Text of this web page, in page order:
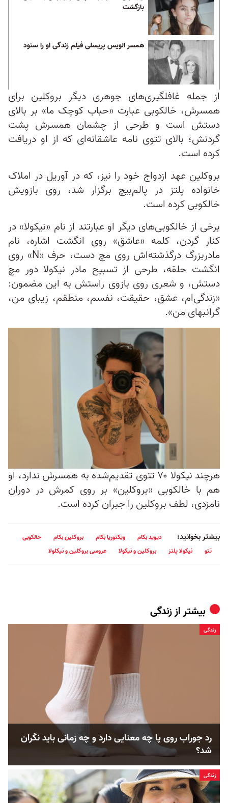
بازگشت
همسر الویس پریسلی فیلم زندگی او را ستود
از جمله غافلگیری‌های جوهری دیگر بروکلین برای
همسرش، خالکوبی عبارت «حباب کوچک ما» بر بالای
دستش است و طرحی از چشمان همسرش پشت
گردنش؛ بالای تتوی نامه عاشقانه‌ای که از او دریافت
کرده است.
بروکلین عهد‌ ازدواج خود را نیز، که در آوریل در املاک
خانواده پلتز در پالم‌بیچ برگزار شد، روی بازویش
خالکوبی کرده است.
برخی از خالکوبی‌های دیگر او عبارتند از نام «نیکولا» در
کنار گردن، کلمه «عاشق» روی انگشت اشاره، نام
مادربزرگ درگذشته‌اش روی مچ دست، حرف «N» روی
انگشت حلقه، طرحی از تسبیح مادر نیکولا دور مچ
دستش، و شعری روی بازوی راستش به این مضمون:
«زندگی‌ام، عشق، حقیقت، نفسم، منطقم، زیبای من،
گرانبهای من».
هرچند نیکولا ۷۰ تتوی تقدیم‌شده به همسرش ندارد، او
هم با خالکوبی «بروکلین» بر روی کمرش در دوران
نامزدی، لطف بروکلین را جبران کرده است.
بیشتر بخوانید: دیوید بکام ویکتوریا بکام بروکلین بکام
خالکوبی
تتو
نیکولا پلتز بروکلین و نیکولا عروسی بروکلین و نیکلولا
بیشتر اززندگی
زندگی
رد جوراب روی پا چه معنایی دارد و چه زمانی باید نگران
شد؟
زندگی